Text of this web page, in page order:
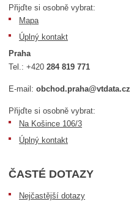
Přijďte si osobně vybrat:
Mapa
Úplný kontakt
Praha
Tel.:+420284 819 771
E-mail:obchod.praha@vtdata.cz
Přijďte si osobně vybrat:
Na Košince 106/3
Úplný kontakt
ČASTÉ DOTAZY
Nejčastější dotazy